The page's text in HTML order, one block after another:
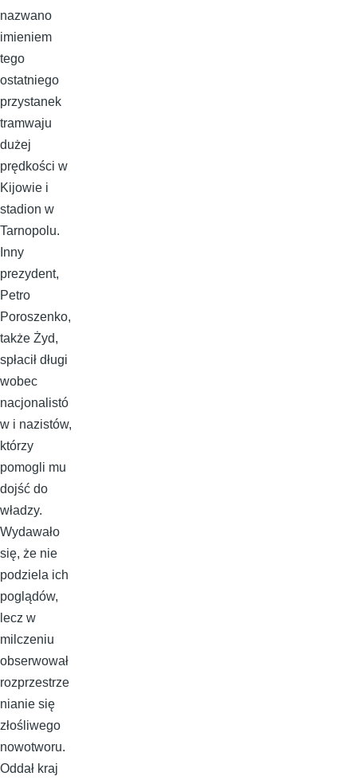
nazwano
imieniem
tego
ostatniego
przystanek
tramwaju
dużej
prędkości w
Kijowie i
stadion w
Tarnopolu.
Inny
prezydent,
Petro
Poroszenko,
także Żyd,
spłacił długi
wobec
nacjonalistó
w i nazistów,
którzy
pomogli mu
dojść do
władzy.
Wydawało
się, że nie
podziela ich
poglądów,
lecz w
milczeniu
obserwował
rozprzestrze
nianie się
złośliwego
nowotworu.
Oddał kraj